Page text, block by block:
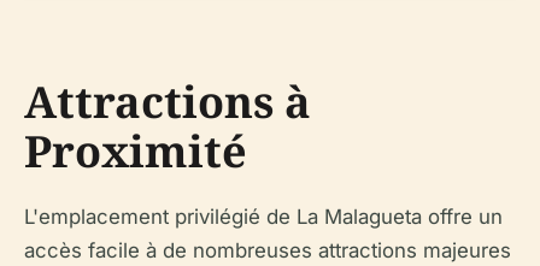
Attractions à
Proximité
L'emplacement privilégié de La Malagueta offre un
accès facile à de nombreuses attractions majeures